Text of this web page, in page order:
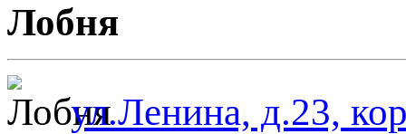
Лобня
ул.Ленина, д.23,